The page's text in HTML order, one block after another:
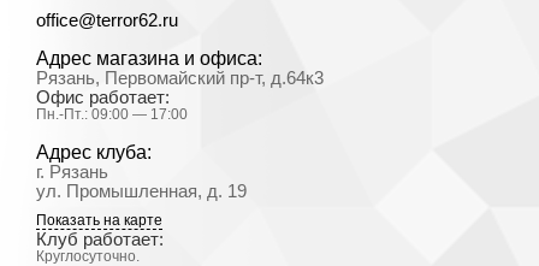
office@terror62.ru
Адрес магазина и офиса:
Рязань, Первомайский пр-т, д.64к3
Офис работает:
Пн.-Пт.: 09:00 — 17:00
Адрес клуба:
г. Рязань
ул. Промышленная, д. 19
Показать на карте
Клуб работает:
Круглосуточно.